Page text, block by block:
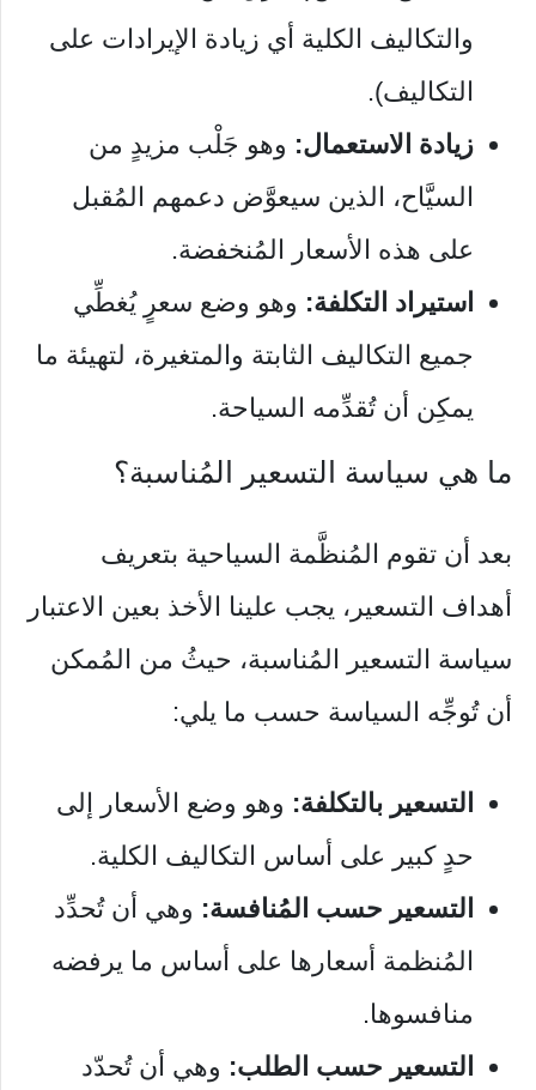
والتكاليف الكلية أي زيادة الإيرادات على
التكاليف).
زيادة الاستعمال: وهو جَلْب مزيدٍ من
السيَّاح، الذين سيعوَّض دعمهم المُقبل
على هذه الأسعار المُنخفضة.
استيراد التكلفة: وهو وضع سعرٍ يُغطِّي
جميع التكاليف الثابتة والمتغيرة، لتهيئة ما
يمكِن أن تُقدِّمه السياحة.
ما هي سياسة التسعير المُناسبة؟
بعد أن تقوم المُنظَّمة السياحية بتعريف
أهداف التسعير، يجب علينا الأخذ بعين الاعتبار
سياسة التسعير المُناسبة، حيثُ من المُمكن
أن تُوجِّه السياسة حسب ما يلي:
التسعير بالتكلفة: وهو وضع الأسعار إلى
حدٍ كبير على أساس التكاليف الكلية.
التسعير حسب المُنافسة: وهي أن تُحدِّد
المُنظمة أسعارها على أساس ما يرفضه
منافسوها.
التسعير حسب الطلب: وهي أن تُحدّد